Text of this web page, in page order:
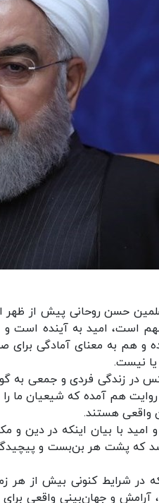
حسن روحانی پیش از
است، امید به آینده است و
و هم به معنای آمادگی
نیست.
در زندگی فردی و جمعی به
هم آمده که شیعیان ما
واقعی هستند.
امید با بیان اینکه در دین و
باشد که پشت هر بن‌بست و
در شرایط کنونی بیش از
آرامش و جهان‌بینی واقعی